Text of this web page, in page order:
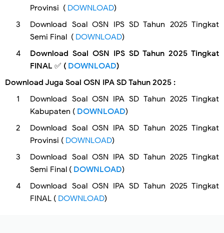
Provinsi ( DOWNLOAD)
Download Soal OSN IPS SD Tahun 2025 Tingkat
Semi Final ( DOWNLOAD)
Download Soal OSN IPS SD Tahun 2025 Tingkat
FINAL ✅ ( DOWNLOAD)
Download Juga Soal OSN IPA SD Tahun 2025 :
Download Soal OSN IPA SD Tahun 2025 Tingkat
Kabupaten ( DOWNLOAD)
Download Soal OSN IPA SD Tahun 2025 Tingkat
Provinsi ( DOWNLOAD)
Download Soal OSN IPA SD Tahun 2025 Tingkat
Semi Final ( DOWNLOAD)
Download Soal OSN IPA SD Tahun 2025 Tingkat
FINAL ( DOWNLOAD)